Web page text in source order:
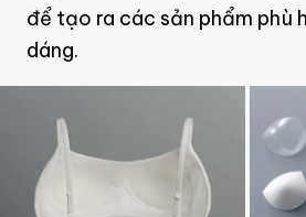
để tạo ra các sản phẩm phù
dáng.